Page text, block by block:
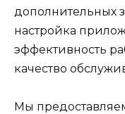
дополнительных
настройка
эффективность
качество
Мы